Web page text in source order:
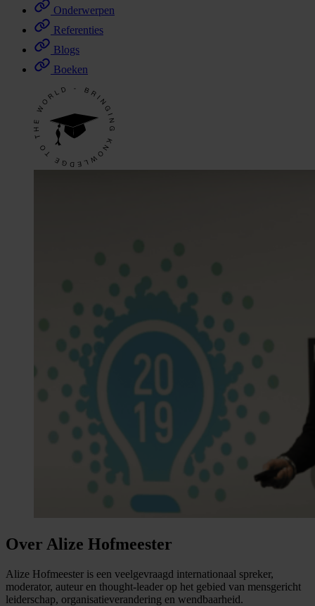
Onderwerpen
Referenties
Blogs
Boeken
Over Alize Hofmeester
Alize Hofmeester is een veelgevraagd internationaal spreker,
moderator, auteur en thought-leader op het gebied van mensgericht
leiderschap, organisatieverandering en wendbaarheid.